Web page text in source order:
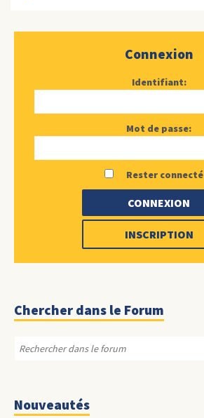
Connexion
Identifiant:
Mot de passe:
Rester connecté
CONNEXION
INSCRIPTION
Chercher dans le Forum
Nouveautés